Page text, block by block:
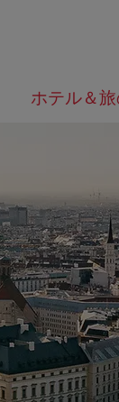
ホテル＆